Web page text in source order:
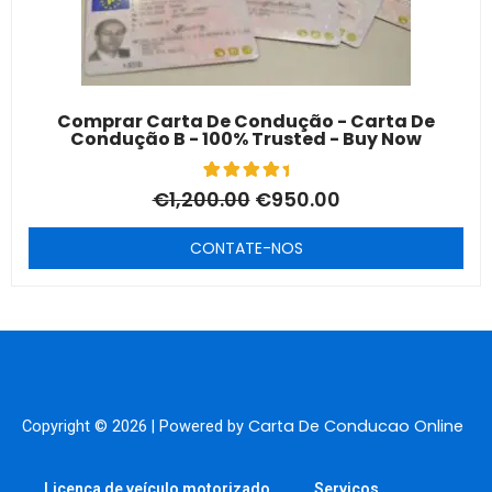
Comprar Carta De Condução - Carta De
Condução B - 100% Trusted - Buy Now
Rated
5.00
5
customer
ratings
€1,200.00 €950.00
CONTATE-NOS
Copyright © 2026 | Powered by Carta De Conducao Online